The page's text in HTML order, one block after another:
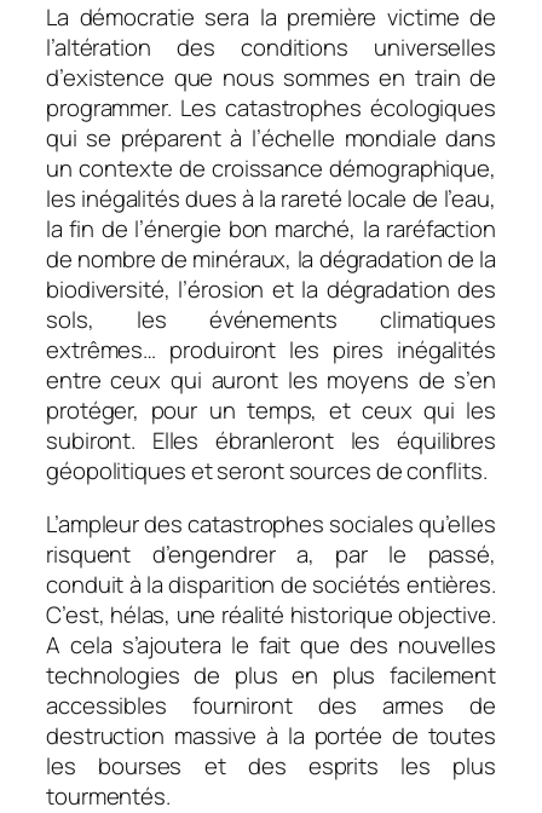
La démocratie sera la première victime de
l’altération des conditions universelles
d’existence que nous sommes en train de
programmer. Les catastrophes écologiques
qui se préparent à l’échelle mondiale dans
un contexte de croissance démographique,
les inégalités dues à la rareté locale de l’eau,
la fin de l’énergie bon marché, la raréfaction
de nombre de minéraux, la dégradation de la
biodiversité, l’érosion et la dégradation des
sols, les événements climatiques
extrêmes… produiront les pires inégalités
entre ceux qui auront les moyens de s’en
protéger, pour un temps, et ceux qui les
subiront. Elles ébranleront les équilibres
géopolitiques et seront sources de conflits.
L’ampleur des catastrophes sociales qu’elles
risquent d’engendrer a, par le passé,
conduit à la disparition de sociétés entières.
C’est, hélas, une réalité historique objective.
A cela s’ajoutera le fait que des nouvelles
technologies de plus en plus facilement
accessibles fourniront des armes de
destruction massive à la portée de toutes
les bourses et des esprits les plus
tourmentés.